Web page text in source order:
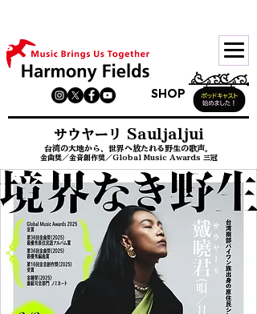
SHOP
サウヤーリ Sauljaljui
台湾の大地から、世界へ放たれる野生の歌声。
金曲奨／金音創作奨／Global Music Awards 三冠